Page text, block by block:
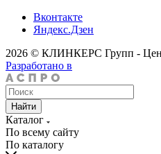
Вконтакте
Яндекс.Дзен
2026 © КЛИНКЕРС Групп -
Разработано в
Найти
Каталог
По всему сайту
По каталогу